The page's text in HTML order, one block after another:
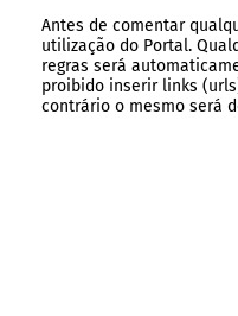
Antes de comentar
utilização do Portal.
regras será
proibido inserir links
contrário o mesmo será